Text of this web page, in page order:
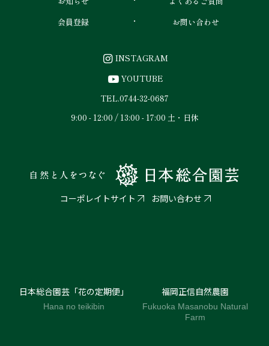
会員登録
お問い合わせ
INSTAGRAM
YOUTUBE
TEL.0744-32-0687
9:00 - 12:00 / 13:00 - 17:00 土・日休
コーポレイトサイト お問い合わせ
日本総合園芸「花の定期便」
Hana no teikibin
福岡正信自然農園
Fukuoka Masanobu Natural
Farm